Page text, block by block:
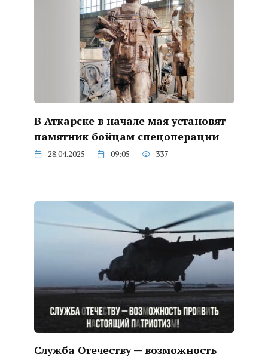
В Аткарске в начале мая установят
памятник бойцам спецоперации
28.04.2025 09:05 337
Служба Отечеству — возможность